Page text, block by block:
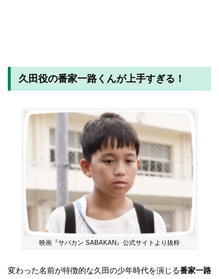
久田役の番家一路くんが上手すぎる！
映画『サバカン SABAKAN』公式サイトより抜粋
変わった名前が特徴的な久田の少年時代を演じる番家一路